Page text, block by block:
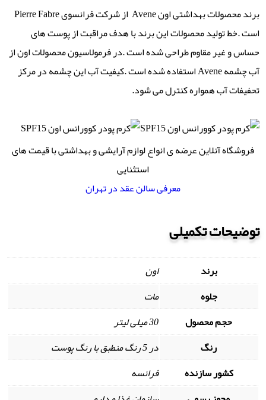
برند محصولات بهداشتی اون Avene از شرکت فرانسوی Pierre Fabre
است .خط تولید محصولات این برند با هدف مراقبت از پوست های
حساس و غیر مقاوم طراحی شده است .در فرمولاسیون محصولات اون از
آب چشمه Avene استفاده شده است .کیفیت آب این چشمه در مرکز
تحفیفات آب همواره کنترل می شود.
فروشگاه آنلاین عرضه ی انواع لوازم آرایشی و بهداشتی با قیمت های
استثنایی
معرفی سالن عقد در تهران
توضیحات تکمیلی
برند
اون
جلوه
مات
حجم محصول
30 میلی لیتر
رنگ
در 5 رنگ منطبق با رنگ پوست
کشور سازنده
فرانسه